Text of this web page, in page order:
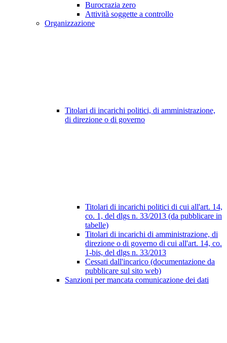
Burocrazia zero
Attività soggette a controllo
Organizzazione
Titolari di incarichi politici, di amministrazione,
di direzione o di governo
Titolari di incarichi politici di cui all'art. 14,
co. 1, del dlgs n. 33/2013 (da pubblicare in
tabelle)
Titolari di incarichi di amministrazione, di
direzione o di governo di cui all'art. 14, co.
1-bis, del dlgs n. 33/2013
Cessati dall'incarico (documentazione da
pubblicare sul sito web)
Sanzioni per mancata comunicazione dei dati